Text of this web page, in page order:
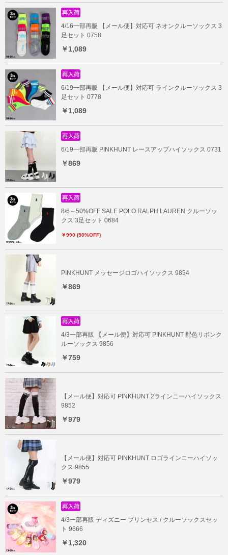
4/16一部再販 【メール便】対応可 ネオンクルーソックス 3
足セット 0758
￥1,089
6/19一部再販 【メール便】対応可 ラインクルーソックス 3
足セット 0778
￥1,089
6/19一部再販 PINKHUNT レースアップハイソックス 0731
￥869
8/6～50%OFF SALE POLO RALPH LAUREN クルーソッ
クス 3足セット 0684
￥990 (50%OFF)
PINKHUNT メッセージロゴハイソックス 9854
￥869
4/3一部再販 【メール便】対応可 PINKHUNT 配色リボンク
ルーソックス 9856
￥759
【メール便】対応可 PINKHUNT 2ラインニーハイソックス
9852
￥979
【メール便】対応可 PINKHUNT ロゴラインニーハイソッ
クス 9855
￥979
4/3一部再販 ディズニー プリンセス / クルーソックスセッ
ト 9666
￥1,320